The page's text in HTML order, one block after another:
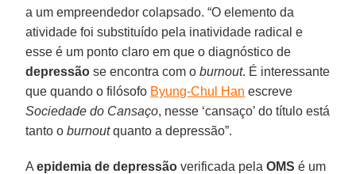
a um empreendedor colapsado. “O elemento da
atividade foi substituído pela inatividade radical e
esse é um ponto claro em que o diagnóstico de
depressão se encontra com oburnout. É interessante
que quando o filósofo Byung-Chul Han escreve
Sociedade do Cansaço, nesse ‘cansaço’ do título está
tanto oburnoutquanto a depressão”.
Aepidemia de depressão verificada pelaOMS é um